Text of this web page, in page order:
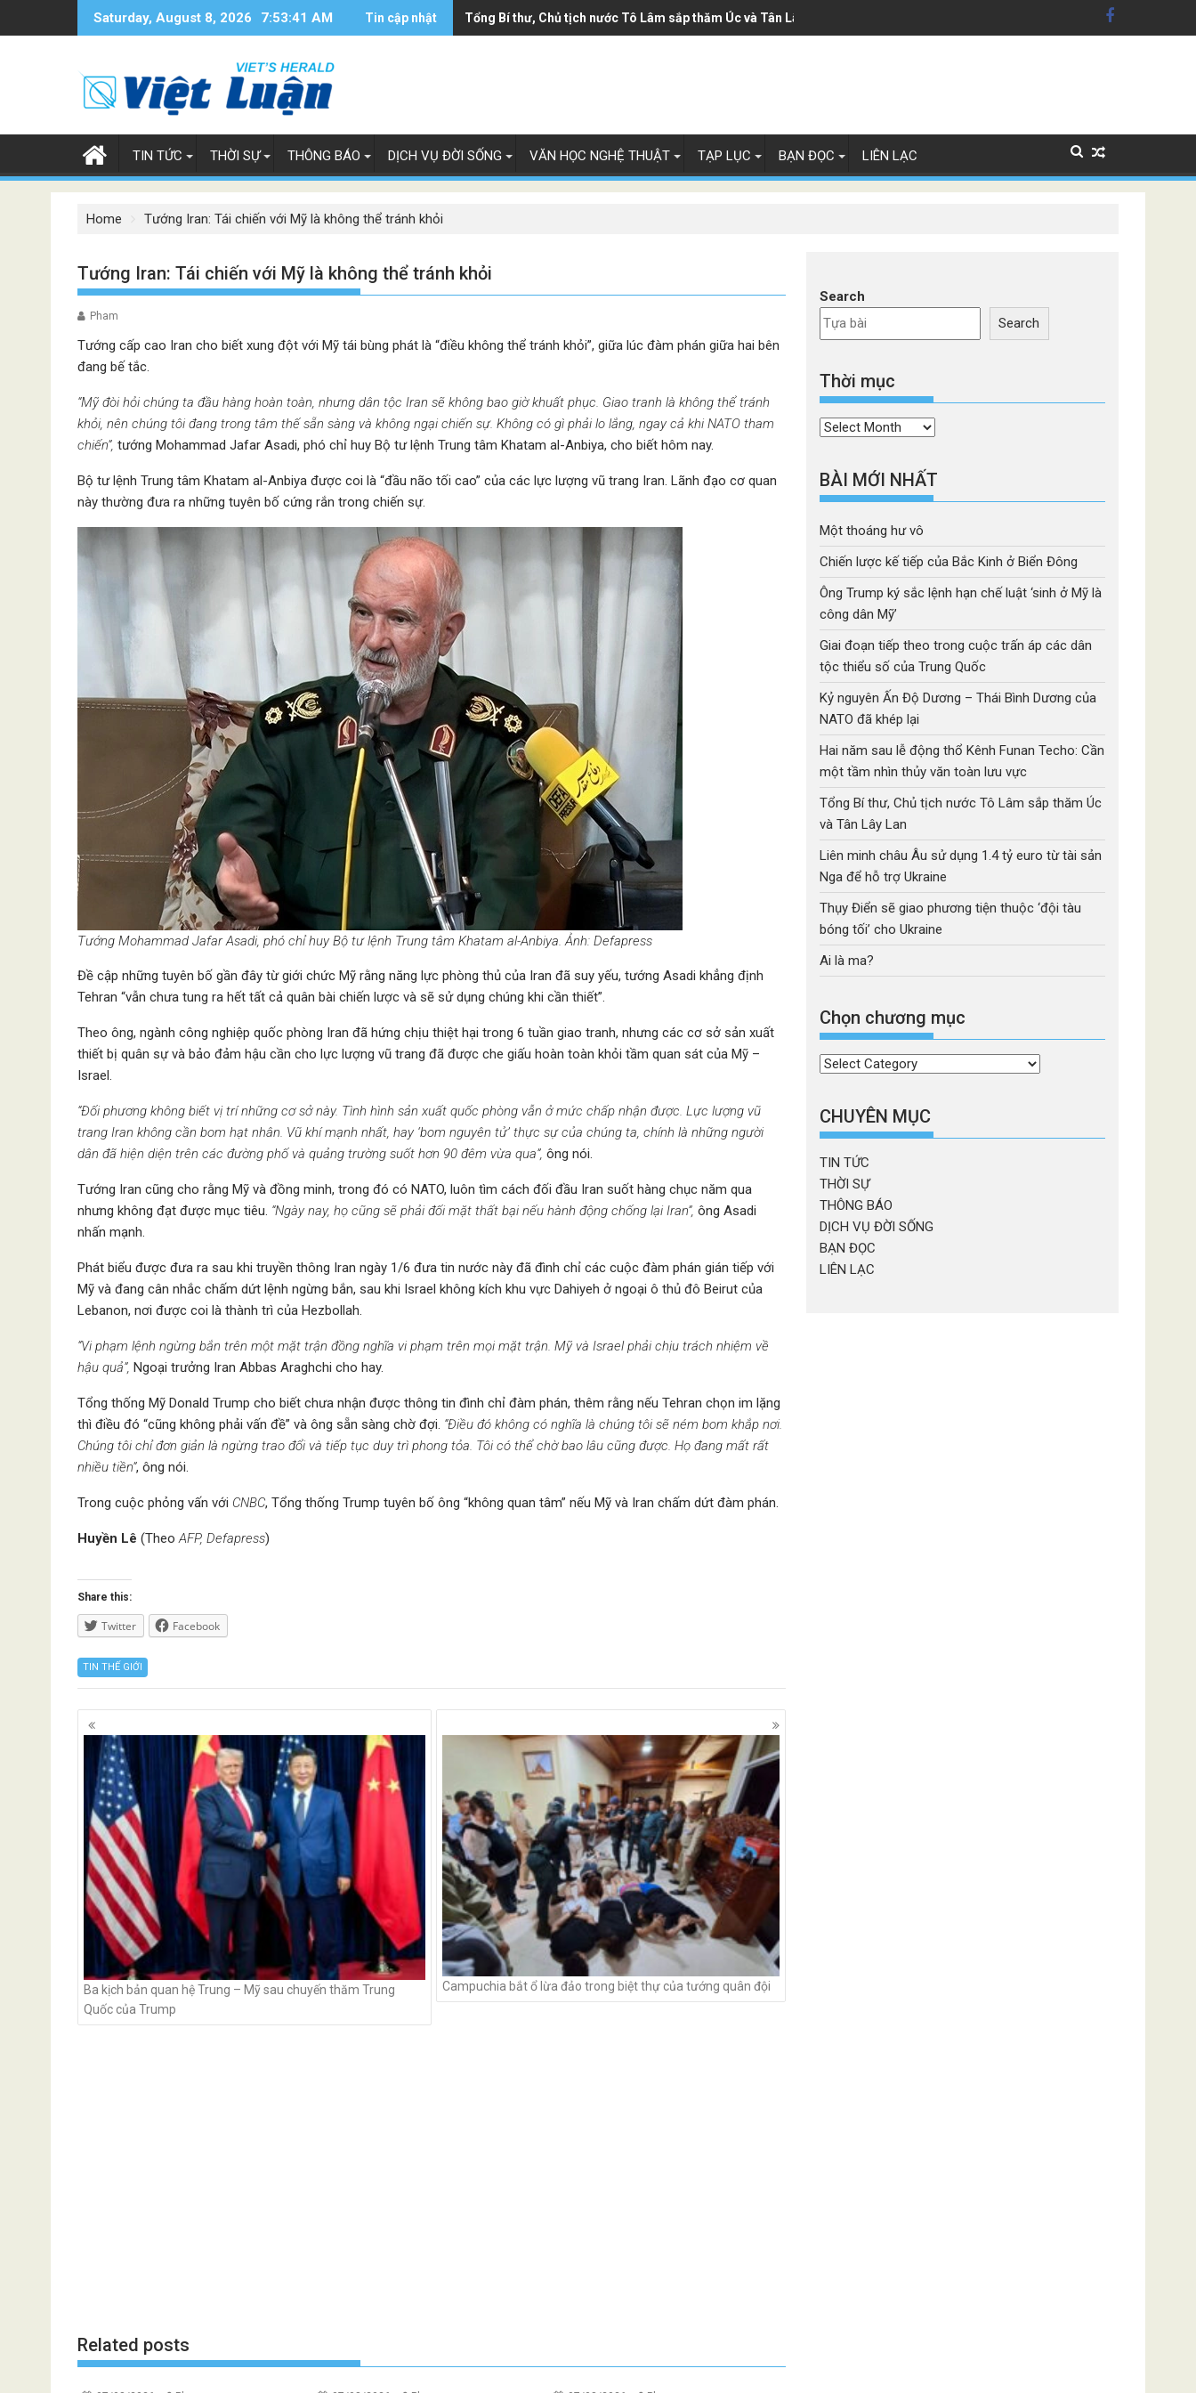
Saturday, August 8, 2026 7:53:42 AM Tin cập nhật Tổng Bí thư, Chủ tịch nước Tô Lâm sắp thăm Úc và Tân Lây Lan
TIN TỨC THỜI SỰ THÔNG BÁO DỊCH VỤ ĐỜI SỐNG VĂN HỌC NGHỆ THUẬT TẠP LỤC BẠN ĐỌC LIÊN LẠC
Home Tướng Iran: Tái chiến với Mỹ là không thể tránh khỏi
Tướng Iran: Tái chiến với Mỹ là không thể tránh khỏi
Pham
Tướng cấp cao Iran cho biết xung đột với Mỹ tái bùng phát là “điều không thể tránh khỏi”, giữa lúc đàm phán giữa hai bên
đang bế tắc.
“Mỹ đòi hỏi chúng ta đầu hàng hoàn toàn, nhưng dân tộc Iran sẽ không bao giờ khuất phục. Giao tranh là không thể tránh
khỏi, nên chúng tôi đang trong tâm thế sẵn sàng và không ngại chiến sự. Không có gì phải lo lắng, ngay cả khi NATO tham
chiến”, tướng Mohammad Jafar Asadi, phó chỉ huy Bộ tư lệnh Trung tâm Khatam al-Anbiya, cho biết hôm nay.
Bộ tư lệnh Trung tâm Khatam al-Anbiya được coi là “đầu não tối cao” của các lực lượng vũ trang Iran. Lãnh đạo cơ quan
này thường đưa ra những tuyên bố cứng rắn trong chiến sự.
Tướng Mohammad Jafar Asadi, phó chỉ huy Bộ tư lệnh Trung tâm Khatam al-Anbiya. Ảnh: Defapress
Đề cập những tuyên bố gần đây từ giới chức Mỹ rằng năng lực phòng thủ của Iran đã suy yếu, tướng Asadi khẳng định
Tehran “vẫn chưa tung ra hết tất cả quân bài chiến lược và sẽ sử dụng chúng khi cần thiết”.
Theo ông, ngành công nghiệp quốc phòng Iran đã hứng chịu thiệt hại trong 6 tuần giao tranh, nhưng các cơ sở sản xuất
thiết bị quân sự và bảo đảm hậu cần cho lực lượng vũ trang đã được che giấu hoàn toàn khỏi tầm quan sát của Mỹ –
Israel.
“Đối phương không biết vị trí những cơ sở này. Tình hình sản xuất quốc phòng vẫn ở mức chấp nhận được. Lực lượng vũ
trang Iran không cần bom hạt nhân. Vũ khí mạnh nhất, hay ‘bom nguyên tử’ thực sự của chúng ta, chính là những người
dân đã hiện diện trên các đường phố và quảng trường suốt hơn 90 đêm vừa qua”, ông nói.
Tướng Iran cũng cho rằng Mỹ và đồng minh, trong đó có NATO, luôn tìm cách đối đầu Iran suốt hàng chục năm qua
nhưng không đạt được mục tiêu. “Ngày nay, họ cũng sẽ phải đối mặt thất bại nếu hành động chống lại Iran”, ông Asadi
nhấn mạnh.
Phát biểu được đưa ra sau khi truyền thông Iran ngày 1/6 đưa tin nước này đã đình chỉ các cuộc đàm phán gián tiếp với
Mỹ và đang cân nhắc chấm dứt lệnh ngừng bắn, sau khi Israel không kích khu vực Dahiyeh ở ngoại ô thủ đô Beirut của
Lebanon, nơi được coi là thành trì của Hezbollah.
“Vi phạm lệnh ngừng bắn trên một mặt trận đồng nghĩa vi phạm trên mọi mặt trận. Mỹ và Israel phải chịu trách nhiệm về
hậu quả”, Ngoại trưởng Iran Abbas Araghchi cho hay.
Tổng thống Mỹ Donald Trump cho biết chưa nhận được thông tin đình chỉ đàm phán, thêm rằng nếu Tehran chọn im lặng
thì điều đó “cũng không phải vấn đề” và ông sẵn sàng chờ đợi. “Điều đó không có nghĩa là chúng tôi sẽ ném bom khắp nơi.
Chúng tôi chỉ đơn giản là ngừng trao đổi và tiếp tục duy trì phong tỏa. Tôi có thể chờ bao lâu cũng được. Họ đang mất rất
nhiều tiền”, ông nói.
Trong cuộc phỏng vấn với CNBC, Tổng thống Trump tuyên bố ông “không quan tâm” nếu Mỹ và Iran chấm dứt đàm phán.
Huyền Lê (TheoAFP, Defapress)
Share this:
Twitter Facebook
TIN THẾ GIỚI
Posts
navigation
Ba kịch bản quan hệ Trung – Mỹ sau chuyến thăm Trung
Quốc của Trump
Campuchia bắt ổ lừa đảo trong biệt thự của tướng quân đội
Related posts
Search
Search
Thời mục
Thời
BÀI MỚI NHẤT
Một thoáng hư vô
Chiến lược kế tiếp của Bắc Kinh ở Biển Đông
Ông Trump ký sắc lệnh hạn chế luật ‘sinh ở Mỹ là
công dân Mỹ’
Giai đoạn tiếp theo trong cuộc trấn áp các dân
tộc thiểu số của Trung Quốc
Kỷ nguyên Ấn Độ Dương – Thái Bình Dương của
NATO đã khép lại
Hai năm sau lễ động thổ Kênh Funan Techo: Cần
một tầm nhìn thủy văn toàn lưu vực
Tổng Bí thư, Chủ tịch nước Tô Lâm sắp thăm Úc
và Tân Lây Lan
Liên minh châu Âu sử dụng 1.4 tỷ euro từ tài sản
Nga để hỗ trợ Ukraine
Thụy Điển sẽ giao phương tiện thuộc ‘đội tàu
bóng tối’ cho Ukraine
Ai là ma?
Chọn chương mục
Chọn
mục
CHUYÊN MỤC
TIN TỨC
THỜI SỰ
THÔNG BÁO
DỊCH VỤ ĐỜI SỐNG
BẠN ĐỌC
LIÊN LẠC